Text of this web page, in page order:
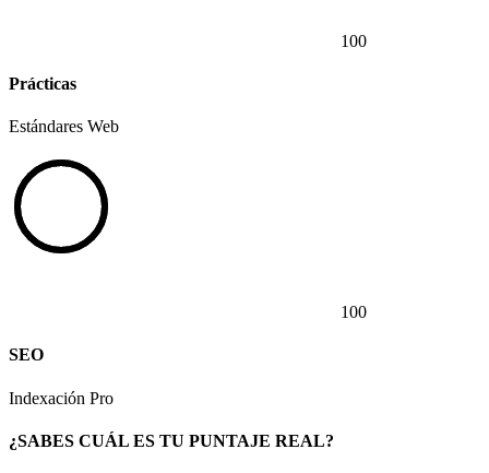
100
Prácticas
Estándares Web
100
SEO
Indexación Pro
¿SABES CUÁL ES TU PUNTAJE REAL?